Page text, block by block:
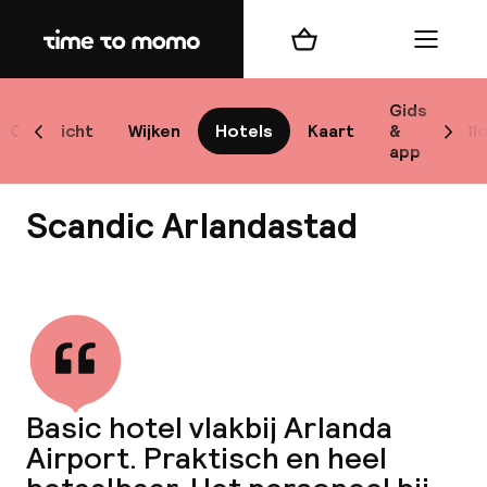
Home
Overzicht Wijken Hotels Kaart
Gids
&
app
Scroll naar links
Winkelmand Menu
Scandic Arlandastad
Basic hotel vlakbij Arlanda
Airport. Praktisch en heel